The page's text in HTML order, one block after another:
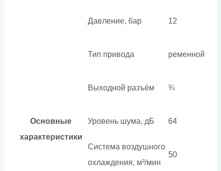
Основные
характеристики
Давление, бар 12
Тип привода ременной
Выходной разъём ¾
Уровень шума, дБ 64
Система воздушного
охлаждения, м³/мин
50